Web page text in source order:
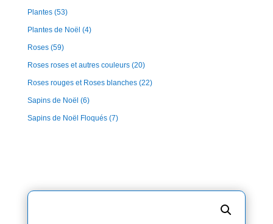
Plantes (53)
Plantes de Noël (4)
Roses (59)
Roses roses et autres couleurs (20)
Roses rouges et Roses blanches (22)
Sapins de Noël (6)
Sapins de Noël Floqués (7)